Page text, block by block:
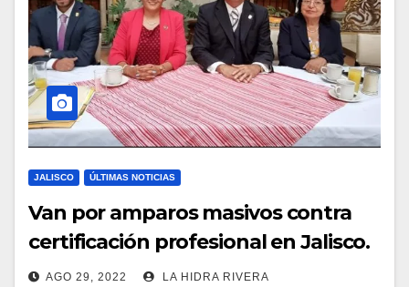
JALISCO ÚLTIMAS NOTICIAS
Van por amparos masivos contra
certificación profesional en Jalisco.
AGO 29, 2022 LA HIDRA RIVERA